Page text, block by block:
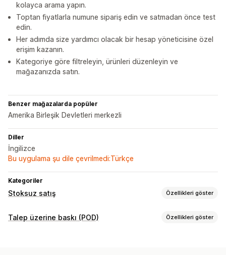
kolayca arama yapın.
Toptan fiyatlarla numune sipariş edin ve satmadan önce test
edin.
Her adımda size yardımcı olacak bir hesap yöneticisine özel
erişim kazanın.
Kategoriye göre filtreleyin, ürünleri düzenleyin ve
mağazanızda satın.
Benzer mağazalarda popüler
Amerika Birleşik Devletleri merkezli
Diller
İngilizce
Bu uygulama şu dile çevrilmedi:Türkçe
Kategoriler
Stoksuz satış Özellikleri göster
Satabileceğiniz ürünler
Talep üzerine baskı (POD) Özellikleri göster